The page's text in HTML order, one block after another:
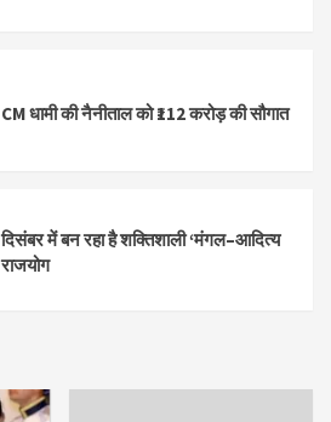
CM धामी की नैनीताल को ₹112 करोड़ की सौगात
दिसंबर में बन रहा है शक्तिशाली ‘मंगल–आदित्य
राजयोग